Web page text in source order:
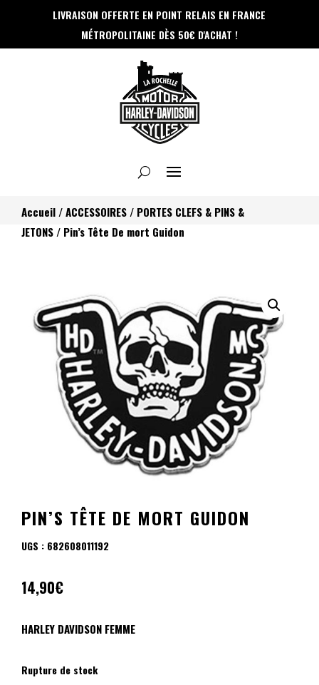
Panneau de gestion des cookies
LIVRAISON OFFERTE EN POINT RELAIS EN FRANCE
MÉTROPOLITAINE DÈS 50€ D'ACHAT !
Accueil /ACCESSOIRES / PORTES CLEFS & PINS &
JETONS / Pin’s Tête De mort Guidon
PIN’S TÊTE DE MORT GUIDON
UGS : 682608011192
14,90€
HARLEY DAVIDSON FEMME
Rupture de stock